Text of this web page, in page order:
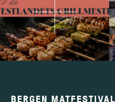
BERGEN MATFESTIVAL